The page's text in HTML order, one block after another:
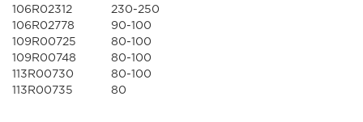
106R02312
230-250
106R02778
90-100
109R00725
80-100
109R00748
80-100
113R00730
80-100
113R00735
80